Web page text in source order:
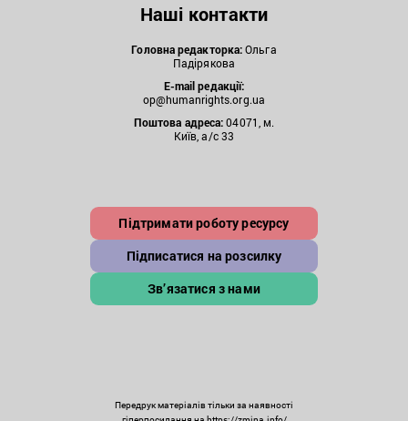
Наші контакти
Головна редакторка:Ольга
Падірякова
E-mail редакції:
op@humanrights.org.ua
Поштова адреса:04071, м.
Київ, а/с 33
Підтримати роботу ресурсу
Підписатися на розсилку
Зв’язатися з нами
Передрук матеріалів тільки за наявності